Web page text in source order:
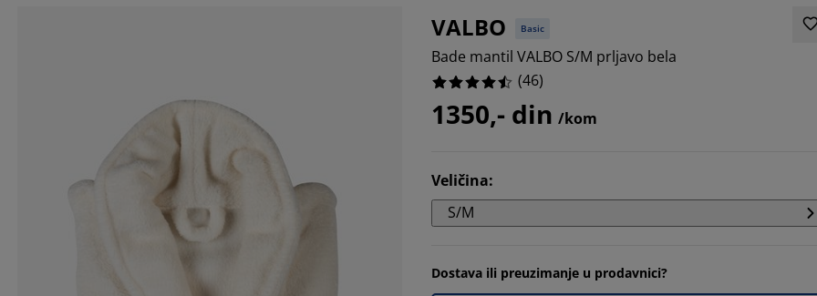
VALBO Basic
Bade mantil VALBO S/M prljavo bela
(46)
1350,- din /kom
Veličina:
S/M
Dostava ili preuzimanje u prodavnici?
2.1739130434782608%
6.521739130434782%